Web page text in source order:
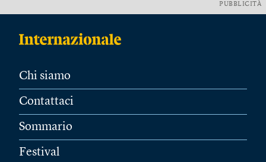
PUBBLICITÀ
Chi siamo
Contattaci
Sommario
Festival